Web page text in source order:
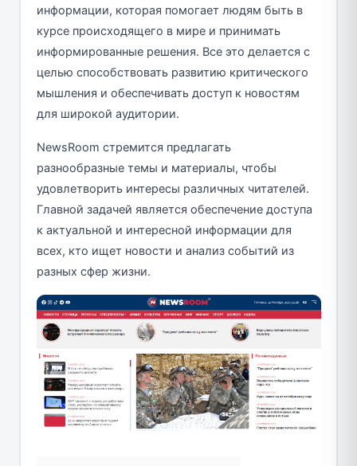
информации, которая помогает людям быть в
курсе происходящего в мире и принимать
информированные решения. Все это делается с
целью способствовать развитию критического
мышления и обеспечивать доступ к новостям
для широкой аудитории.
NewsRoom стремится предлагать
разнообразные темы и материалы, чтобы
удовлетворить интересы различных читателей.
Главной задачей является обеспечение доступа
к актуальной и интересной информации для
всех, кто ищет новости и анализ событий из
разных сфер жизни.